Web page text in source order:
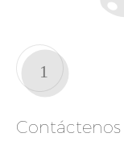
Contáctenos